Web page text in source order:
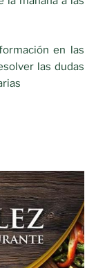
en las
las dudas